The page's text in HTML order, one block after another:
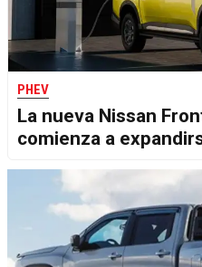
PHEV
La nueva Nissan
comienza a